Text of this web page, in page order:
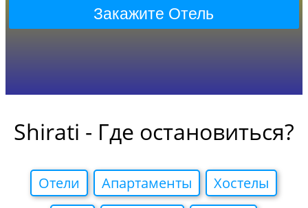
Закажите Отель
Shirati - Где остановиться?
Отели Апартаменты
Хостелы